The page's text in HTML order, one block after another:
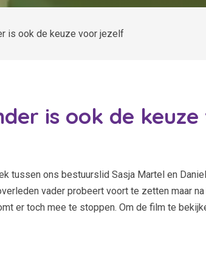
is ook de keuze voor jezelf
is ook de
tussen ons bestuurslid Sasja Martel en
vader probeert voort te zetten maar na
er toch mee te stoppen. Om de film te